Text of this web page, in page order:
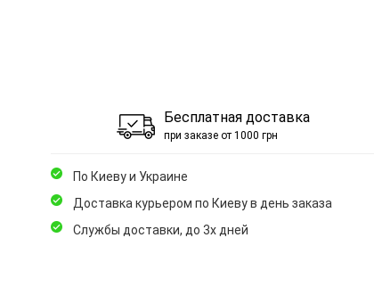
Бесплатная доставка
при заказе от 1000 грн
По Киеву и Украине
Доставка курьером по Киеву в день заказа
Службы доставки, до 3х дней